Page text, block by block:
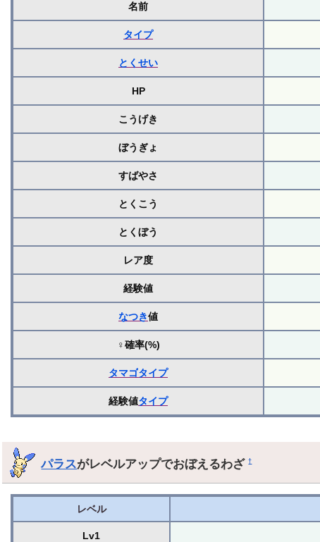
名前
タイプ
とくせい
HP
こうげき
ぼうぎょ
すばやさ
とくこう
とくぼう
レア度
経験値
なつき値
♀確率(%)
タマゴタイプ
経験値タイプ
パラスがレベルアップでおぼえるわざ†
レベル
Lv1